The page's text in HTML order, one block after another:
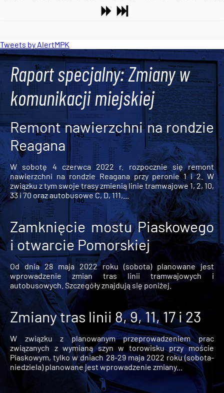
Tweets by AlertMPK
Raport specjalny: Zmiany w
komunikacji miejskiej
Remont nawierzchni na rondzie
Reagana
W sobotę 4 czerwca 2022 r. rozpocznie się remont
nawierzchni na rondzie Reagana przy peronie 1 i 2. W
związku z tym swoje trasy zmienią linie tramwajowe 1, 2, 10,
33 i 70 oraz autobusowe C, D, 111,...
Zamknięcie mostu Piaskowego
i otwarcie Pomorskiej
Od dnia 28 maja 2022 roku (sobota) planowane jest
wprowadzenie zmian tras linii tramwajowych i
autobusowych. Szczegóły znajdują się poniżej.
Zmiany tras linii 8, 9, 11, 17 i 23
W związku z planowanym przeprowadzeniem prac
związanych z wymianą szyn w torowisku przy moście
Piaskowym, tylko w dniach 28-29 maja 2022 roku (sobota-
niedziela) planowane jest wprowadzenie zmiany...